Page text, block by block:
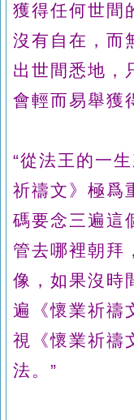
獲得任何世間
沒有自在，而
出世間悉地，
會輕而易舉獲
“從法王的一
祈禱文》極爲
碼要念三遍這
管去哪裡朝拜
像，如果沒時
遍《懷業祈禱
視《懷業祈禱
法。”